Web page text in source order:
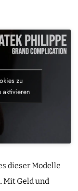
zu
aktivieren
dieser Modelle
Mit Geld und